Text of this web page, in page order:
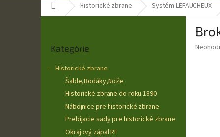
DomovHistorické zbrane Systém LEFAUCHEUX
kategórie
Kategórie
Historické zbrane
Šable,Bodáky,Nože
Historické zbrane do roku 1890
Nábojnice pre historické zbrane
Prebíjacie sady pre historické zbrane
Okrajový zápal RF